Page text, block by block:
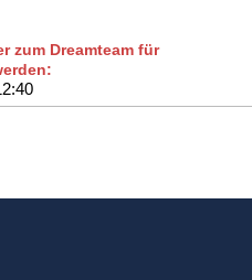
zum Dreamteam für